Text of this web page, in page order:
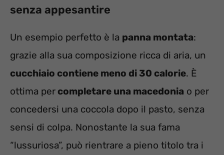
senza appesantire
Un esempio perfetto è la panna montata:
grazie alla sua composizione ricca di aria, un
cucchiaio contiene meno di 30 calorie. È
ottima per completare una macedonia o per
concedersi una coccola dopo il pasto, senza
sensi di colpa. Nonostante la sua fama
“lussuriosa”, può rientrare a pieno titolo tra i